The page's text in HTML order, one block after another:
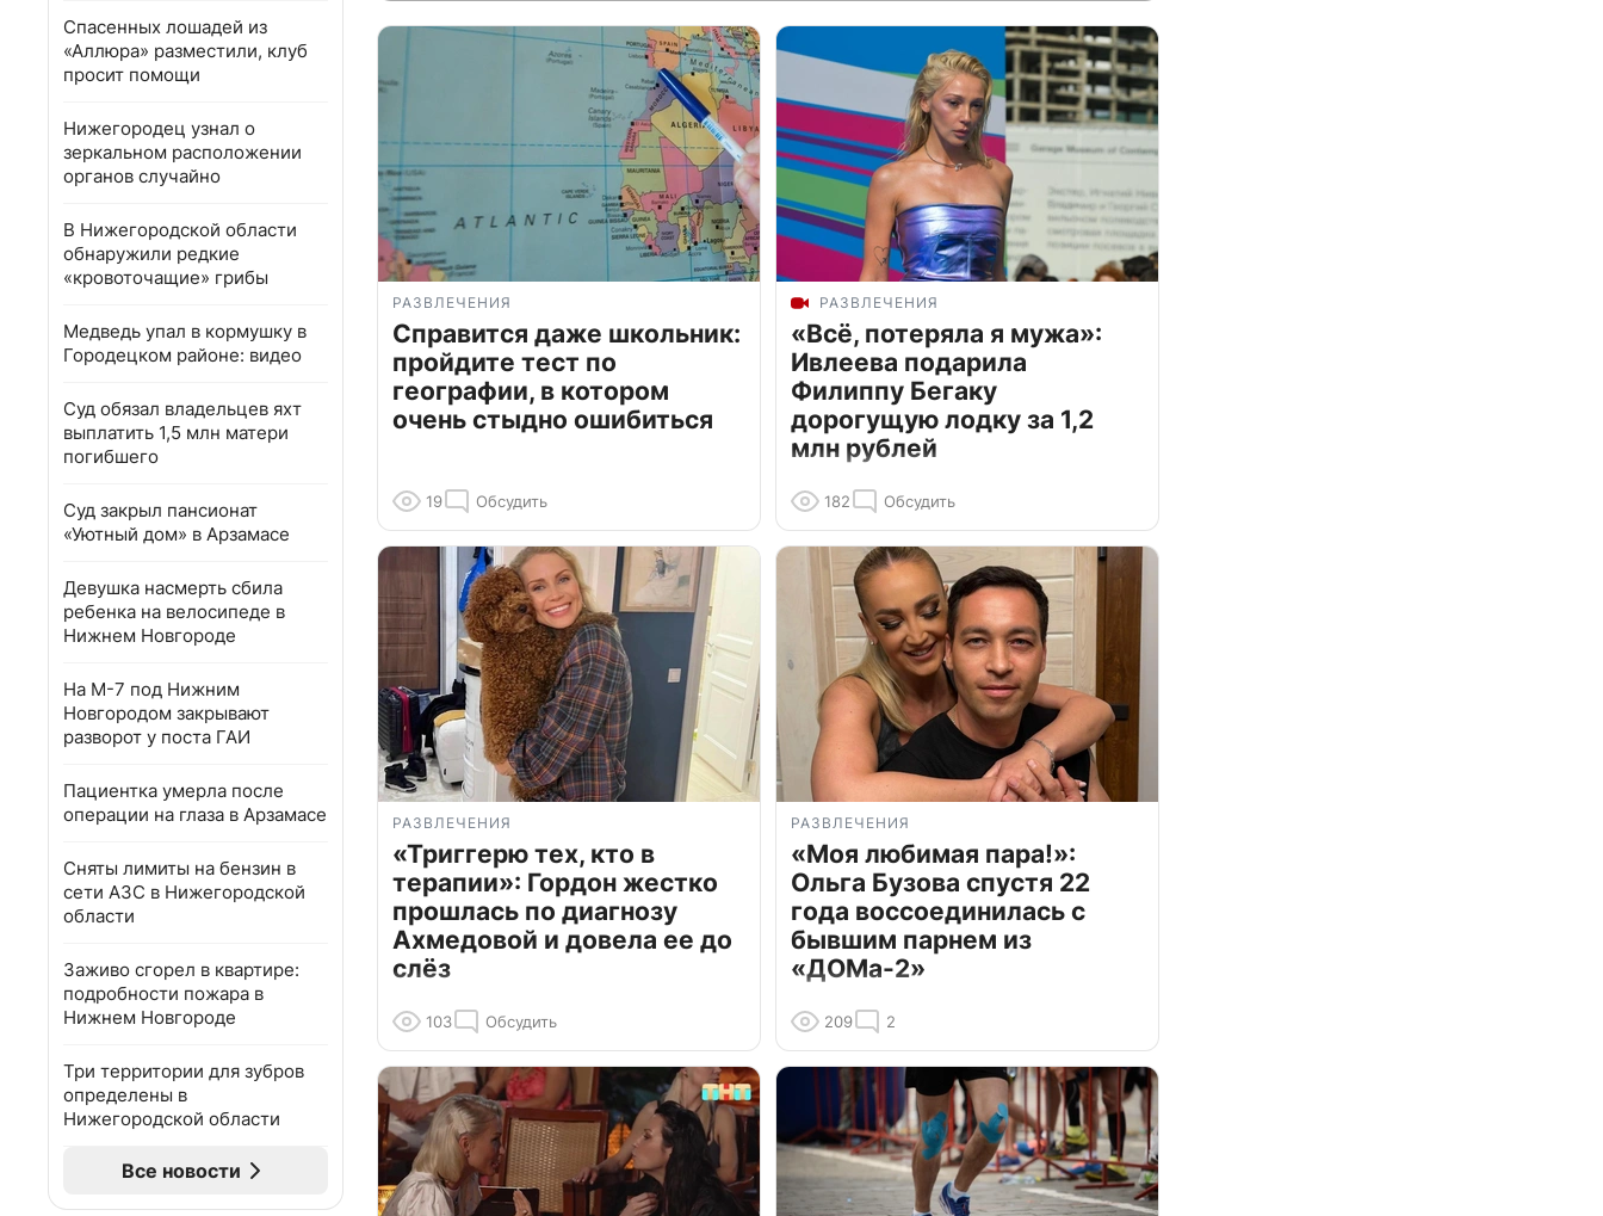
Спасенных лошадей из
«Аллюра» разместили, клуб
просит помощи
Нижегородец узнал о
зеркальном расположении
органов случайно
В Нижегородской области
обнаружили редкие
«кровоточащие» грибы
Медведь упал в кормушку в
Городецком районе: видео
Суд обязал владельцев яхт
выплатить 1,5 млн матери
погибшего
Суд закрыл пансионат
«Уютный дом» в Арзамасе
Девушка насмерть сбила
ребенка на велосипеде в
Нижнем Новгороде
На М-7 под Нижним
Новгородом закрывают
разворот у поста ГАИ
Пациентка умерла после
операции на глаза в Арзамасе
Сняты лимиты на бензин в
сети АЗС в Нижегородской
области
Заживо сгорел в квартире:
подробности пожара в
Нижнем Новгороде
Три территории для зубров
определены в
Нижегородской области
Все новости
РАЗВЛЕЧЕНИЯ
Справится даже школьник:
пройдите тест по
географии, в котором
очень стыдно ошибиться
19 Обсудить
РАЗВЛЕЧЕНИЯ
«Всё, потеряла я мужа»:
Ивлеева подарила
Филиппу Бегаку
дорогущую лодку за 1,2
млн рублей
182 Обсудить
РАЗВЛЕЧЕНИЯ
«Триггерю тех, кто в
терапии»: Гордон жестко
прошлась по диагнозу
Ахмедовой и довела ее до
слёз
103 Обсудить
РАЗВЛЕЧЕНИЯ
«Моя любимая пара!»:
Ольга Бузова спустя 22
года воссоединилась с
бывшим парнем из
«ДОМа-2»
209 2